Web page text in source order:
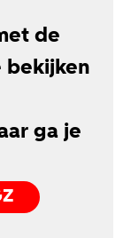
de
bekijken
ga je